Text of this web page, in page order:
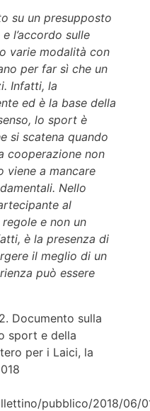
su un presupposto
l’accordo sulle
varie modalità con
per far sì che un
Infatti, la
ed è la base della
lo sport è
si scatena quando
cooperazione non
viene a mancare
Nello
al
e non un
è la presenza di
il meglio di un
può essere
Documento sulla
sport e della
per i Laici, la
pubblico/2018/06/